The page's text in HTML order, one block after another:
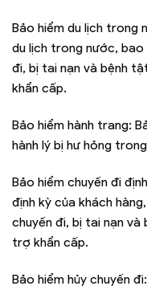
Bảo hiểm du lịch trong
du lịch trong nước, bao
đi, bị tai nạn và bệnh
khẩn cấp.
Bảo hiểm hành trang:
hành lý bị hư hỏng
Bảo hiểm chuyến đi
định kỳ của khách
chuyến đi, bị tai nạn
trợ khẩn cấp.
Bảo hiểm hủy chuyến